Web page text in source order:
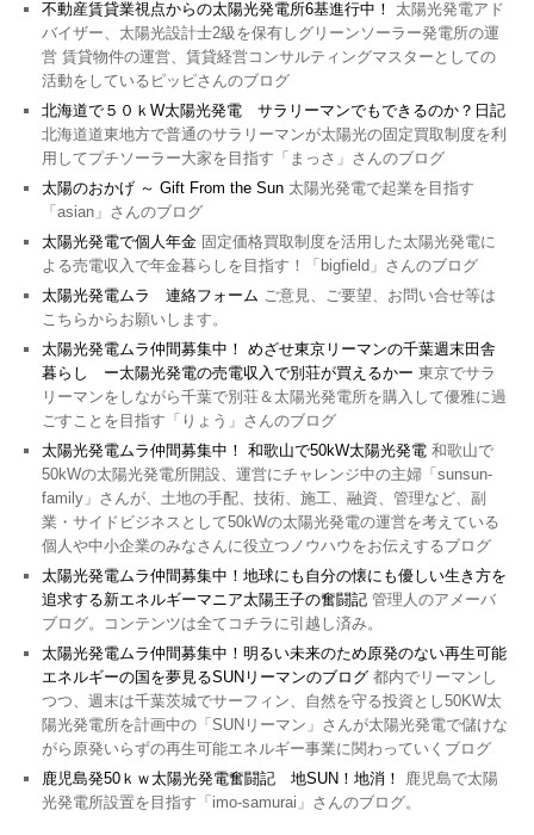
不動産賃貸業視点からの太陽光発電所6基進行中！
太陽光発電アド
バイザー、太陽光設計士2級を保有しグリーンソーラー発電所の運
営 賃貸物件の運営、賃貸経営コンサルティングマスターとしての
活動をしているピッピさんのブログ
北海道で５０ｋW太陽光発電 サラリーマンでもできるのか？日記
北海道道東地方で普通のサラリーマンが太陽光の固定買取制度を利
用してプチソーラー大家を目指す「まっさ」さんのブログ
太陽のおかげ ～ Gift From the Sun 太陽光発電で起業を目指す
「asian」さんのブログ
太陽光発電で個人年金 固定価格買取制度を活用した太陽光発電に
よる売電収入で年金暮らしを目指す！「bigfield」さんのブログ
太陽光発電ムラ 連絡フォーム ご意見、ご要望、お問い合せ等は
こちらからお願いします。
太陽光発電ムラ仲間募集中！ めざせ東京リーマンの千葉週末田舎
暮らし ー太陽光発電の売電収入で別荘が買えるかー 東京でサラ
リーマンをしながら千葉で別荘＆太陽光発電所を購入して優雅に過
ごすことを目指す「りょう」さんのブログ
太陽光発電ムラ仲間募集中！ 和歌山で50kW太陽光発電 和歌山で
50kWの太陽光発電所開設、運営にチャレンジ中の主婦「sunsun-
family」さんが、土地の手配、技術、施工、融資、管理など、副
業・サイドビジネスとして50kWの太陽光発電の運営を考えている
個人や中小企業のみなさんに役立つノウハウをお伝えするブログ
太陽光発電ムラ仲間募集中！地球にも自分の懐にも優しい生き方を
追求する新エネルギーマニア太陽王子の奮闘記 管理人のアメーバ
ブログ。コンテンツは全てコチラに引越し済み。
太陽光発電ムラ仲間募集中！明るい未来のため原発のない再生可能
エネルギーの国を夢見るSUNリーマンのブログ 都内でリーマンし
つつ、週末は千葉茨城でサーフィン、自然を守る投資とし50KW太
陽光発電所を計画中の「SUNリーマン」さんが太陽光発電で儲けな
がら原発いらずの再生可能エネルギー事業に関わっていくブログ
鹿児島発50ｋｗ太陽光発電奮闘記 地SUN！地消！
鹿児島で太陽
光発電所設置を目指す「imo-samurai」さんのブログ。